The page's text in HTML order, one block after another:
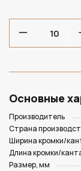
Основные
Производитель
Страна
Ширина кромки/
Длина кромки/
Размер, мм